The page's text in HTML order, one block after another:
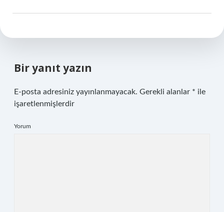
Bir yanıt yazın
E-posta adresiniz yayınlanmayacak. Gerekli alanlar * ile
işaretlenmişlerdir
Yorum